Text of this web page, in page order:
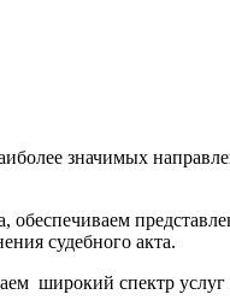
значимых
судебного акта.
широкий спектр